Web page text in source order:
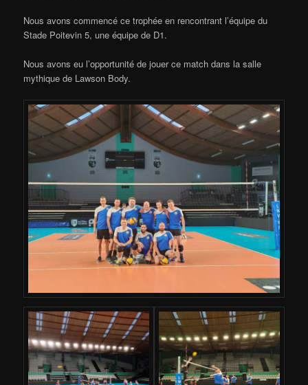
Nous avons commencé ce trophée en rencontrant l’équipe du
Stade Poitevin 5, une équipe de D1.
Nous avons eu l’opportunité de jouer ce match dans la salle
mythique de Lawson Body.